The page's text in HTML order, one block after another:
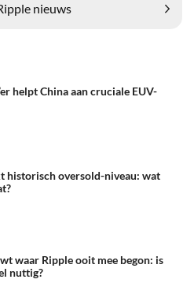
nieuws
helpt China aan cruciale EUV-
historisch oversold-niveau: wat
waar Ripple ooit mee begon: is
nuttig?